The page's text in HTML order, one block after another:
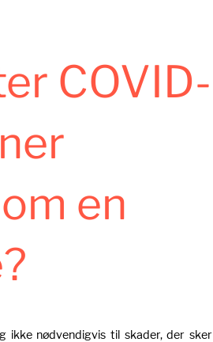
COVID-
en
ikke nødvendigvis til skader, der sker